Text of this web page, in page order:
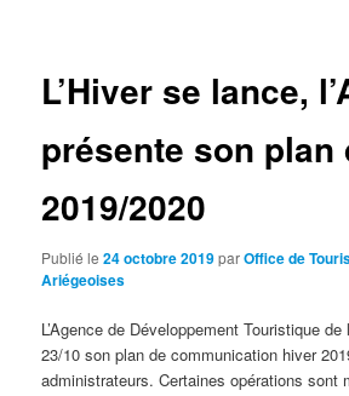
L’Hiver se lance,
présente son plan
2019/2020
Publié le24 octobre 2019parOffice de
Ariégeoises
L’Agence de Développement Touristique de
23/10 son plan de communication hiver
administrateurs. Certaines opérations sont